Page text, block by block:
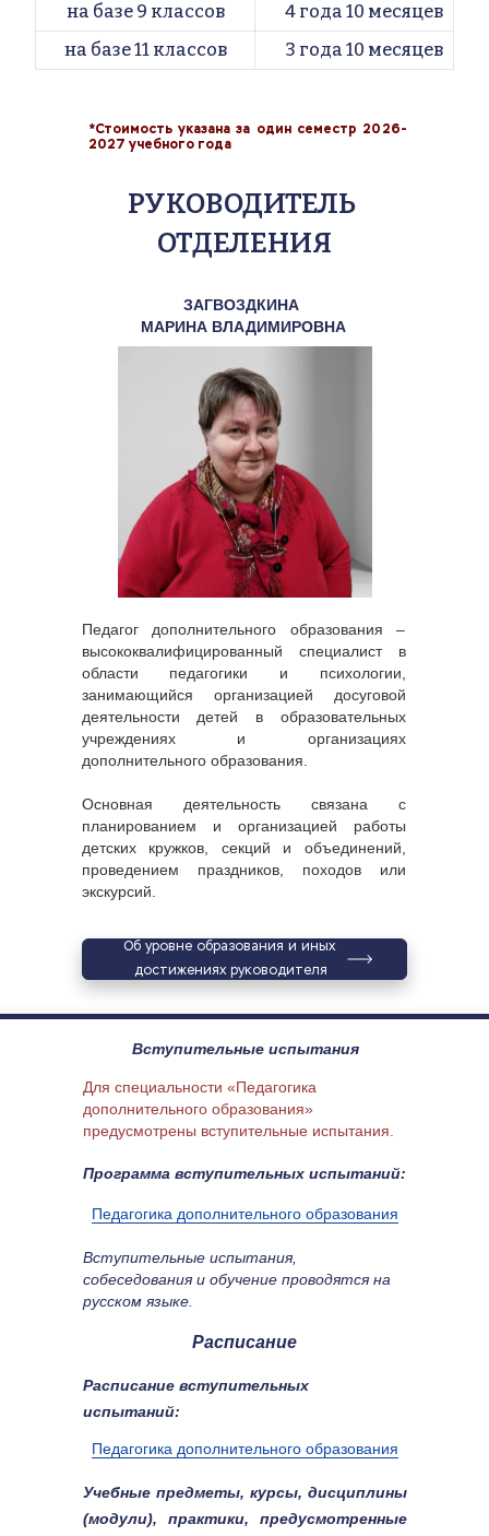
на базе 9 классов
4 года 10 месяцев
на базе 11 классов
3 года 10 месяцев
*Стоимость указана за один семестр 2026-
2027 учебного года
РУКОВОДИТЕЛЬ
ОТДЕЛЕНИЯ
ЗАГВОЗДКИНА
МАРИНА ВЛАДИМИРОВНА
Педагог дополнительного образования –
высококвалифицированный специалист в
области педагогики и психологии,
занимающийся организацией досуговой
деятельности детей в образовательных
учреждениях и организациях
дополнительного образования.
Основная деятельность связана с
планированием и организацией работы
детских кружков, секций и объединений,
проведением праздников, походов или
экскурсий.
Об уровне образования и иных
достижениях руководителя
Для специальности «Педагогика
дополнительного образования»
предусмотрены вступительные испытания.
Вступительные испытания
Учебные предметы, курсы, дисциплины
(модули), практики, предусмотренные
Программа вступительных испытаний:
Педагогика дополнительного образования
Вступительные испытания,
собеседования и обучение проводятся на
русском языке.
Расписание
Расписание вступительных
испытаний:
Педагогика дополнительного образования